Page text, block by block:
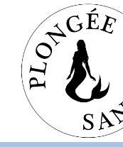
contenu